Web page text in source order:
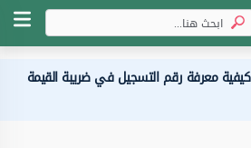
كيفية معرفة رقم التسجيل في ضريبة القيمة